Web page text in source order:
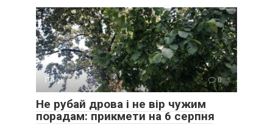
Події 0
Не рубай дрова і не вір чужим
порадам: прикмети на 6 серпня